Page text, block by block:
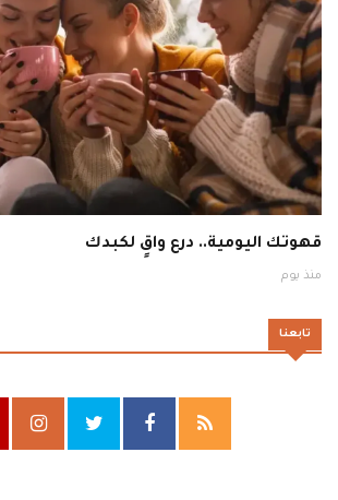
قهوتك اليومية.. درع واقٍ لكبدك
منذ يوم
تابعنا